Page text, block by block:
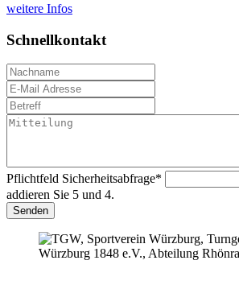
weitere Infos
Schnellkontakt
Pflichtfeld Sicherheitsabfrage*
addieren Sie 5 und 4.
Senden